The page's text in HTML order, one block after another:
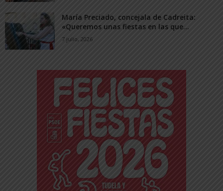
María Preciado, concejala de Cadreita:
«Queremos unas fiestas en las que...
7 julio, 2026